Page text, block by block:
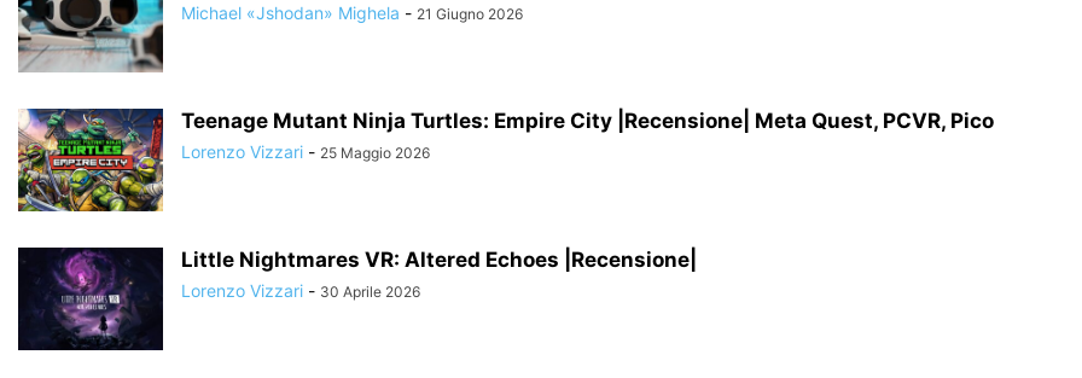
Michael «Jshodan» Mighela - 21 Giugno 2026
Teenage Mutant Ninja Turtles: Empire City |Recensione| Meta Quest, PCVR, Pico
Lorenzo Vizzari - 25 Maggio 2026
Little Nightmares VR: Altered Echoes |Recensione|
Lorenzo Vizzari - 30 Aprile 2026